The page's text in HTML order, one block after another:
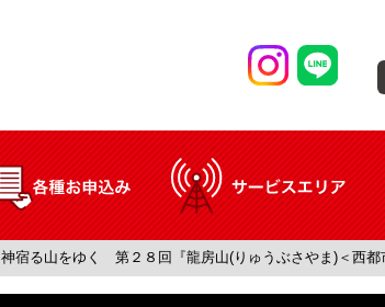
神宿る山をゆく 第２８回『龍房山(りゅうぶさやま)＜西都